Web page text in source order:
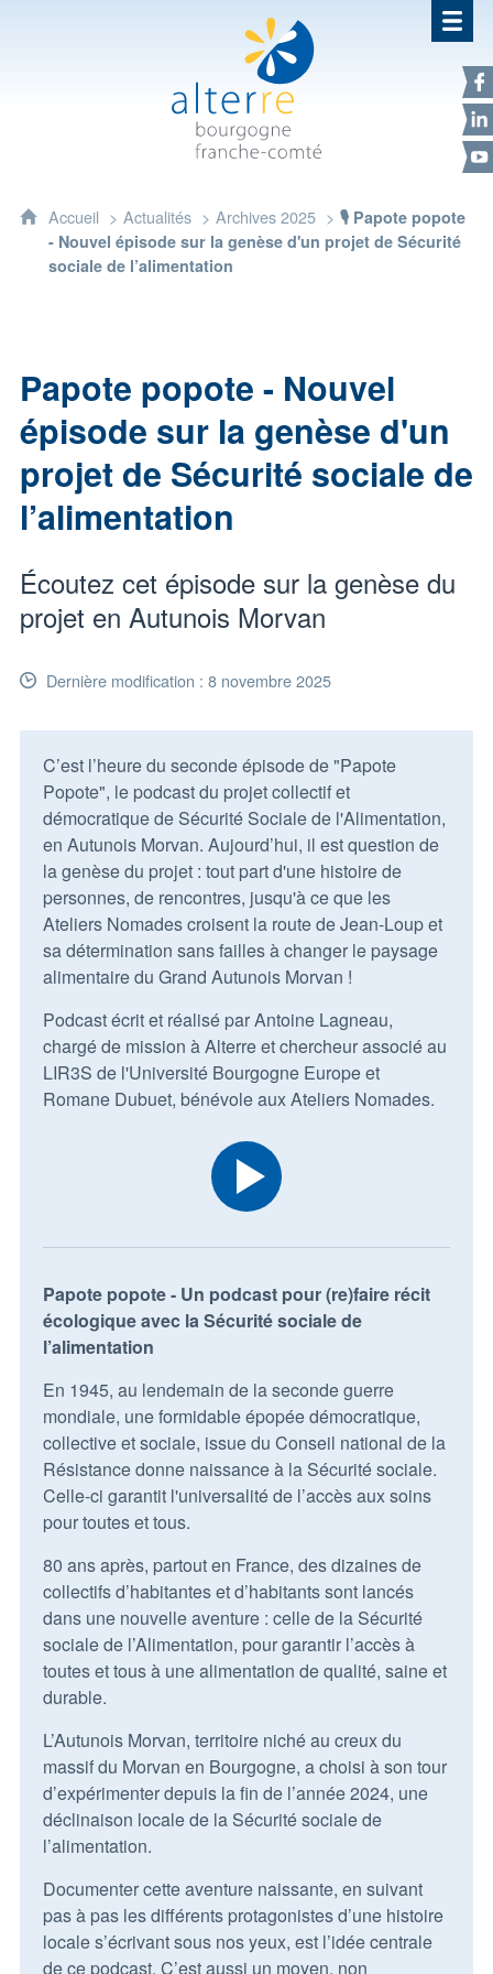
Alterre Bourgogne Franche-
Accueil Actualités Archives 2025
🎙️ Papote popote
- Nouvel épisode sur la genèse d'un projet de Sécurité
sociale de l’alimentation
Papote popote - Nouvel
épisode sur la genèse d'un
projet de Sécurité sociale de
l’alimentation
Écoutez cet épisode sur la genèse du
projet en Autunois Morvan
Dernière modification : 8 novembre 2025
C’est l’heure du seconde épisode de "Papote
Popote", le podcast du projet collectif et
démocratique de Sécurité Sociale de l'Alimentation,
en Autunois Morvan. Aujourd’hui, il est question de
la genèse du projet : tout part d'une histoire de
personnes, de rencontres, jusqu'à ce que les
Ateliers Nomades croisent la route de Jean-Loup et
sa détermination sans failles à changer le paysage
alimentaire du Grand Autunois Morvan !
Podcast écrit et réalisé par Antoine Lagneau,
chargé de mission à Alterre et chercheur associé au
LIR3S de l'Université Bourgogne Europe et
Romane Dubuet, bénévole aux Ateliers Nomades.
Papote popote - Un podcast pour (re)faire récit
écologique avec la Sécurité sociale de
l’alimentation
En 1945, au lendemain de la seconde guerre
mondiale, une formidable épopée démocratique,
collective et sociale, issue du Conseil national de la
Résistance donne naissance à la Sécurité sociale.
Celle-ci garantit l'universalité de l’accès aux soins
pour toutes et tous.
80 ans après, partout en France, des dizaines de
collectifs d’habitantes et d’habitants sont lancés
dans une nouvelle aventure : celle de la Sécurité
sociale de l’Alimentation, pour garantir l’accès à
toutes et tous à une alimentation de qualité, saine et
durable.
L’Autunois Morvan, territoire niché au creux du
massif du Morvan en Bourgogne, a choisi à son tour
d’expérimenter depuis la fin de l’année 2024, une
déclinaison locale de la Sécurité sociale de
l’alimentation.
Documenter cette aventure naissante, en suivant
pas à pas les différents protagonistes d’une histoire
locale s’écrivant sous nos yeux, est l’idée centrale
de ce podcast. C’est aussi un moyen, non